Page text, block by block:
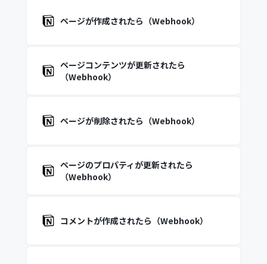
ページが作成されたら（Webhook）
ページコンテンツが更新されたら
（Webhook）
ページが削除されたら（Webhook）
ページのプロパティが更新されたら
（Webhook）
コメントが作成されたら（Webhook）